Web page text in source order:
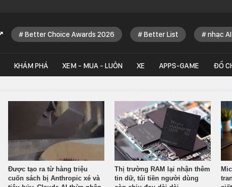
Better Choice Awards 2026 Better List nhạc AI
KHÁM PHÁ XEM - MUA - LUÔN XE APPS-GAME ĐỒ
Được tạo ra từ hàng triệu
cuốn sách bị Anthropic xé và
Thị trường RAM lại nhận thêm
tin dữ, túi tiền người dùng